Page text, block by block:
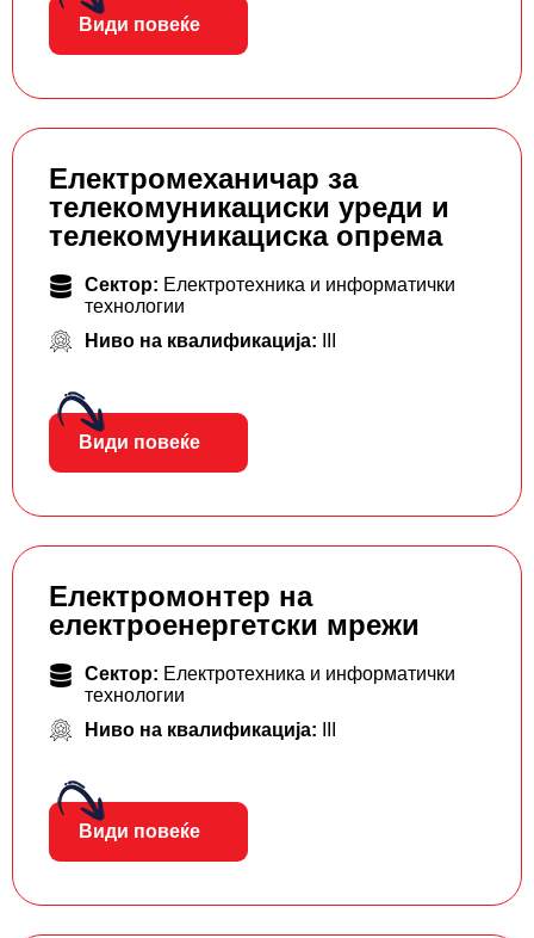
Види повеќе
Електромеханичар за
телекомуникациски уреди и
телекомуникациска опрема
Сектор: Електротехника и информатички
технологии
Ниво на квалификација:
Види повеќе
Електромонтер на
електроенергетски мрежи
Сектор: Електротехника и информатички
технологии
Ниво на квалификација:
Види повеќе